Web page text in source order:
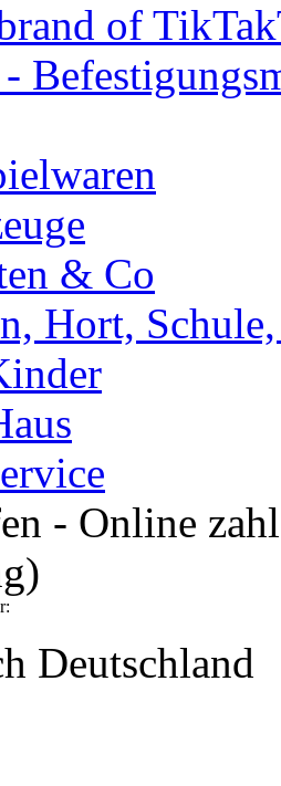
of
& Co
Hort,
- Online
Deutschland